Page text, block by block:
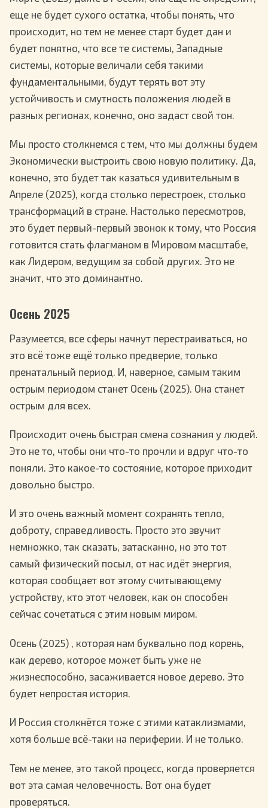
еще не будет сухого остатка, чтобы понять, что
происходит, но тем не менее старт будет дан и
будет понятно, что все те системы, Западные
системы, которые величали себя такими
фундаментальными, будут терять вот эту
устойчивость и смутность положения людей в
разных регионах, конечно, оно задаст свой тон.
Мы просто столкнемся с тем, что мы должны будем
Экономически выстроить свою новую политику. Да,
конечно, это будет так казаться удивительным в
Апреле (2025), когда столько перестроек, столько
трансформаций в стране. Настолько пересмотров,
это будет первый-первый звонок к тому, что Россия
готовится стать флагманом в Мировом масштабе,
как Лидером, ведущим за собой других. Это не
значит, что это доминантно.
Осень 2025
Разумеется, все сферы начнут перестраиваться, но
это всё тоже ещё только предверие, только
пренатальный период. И, наверное, самым таким
острым периодом станет Осень (2025). Она станет
острым для всех.
Происходит очень быстрая смена сознания у людей.
Это не то, чтобы они что-то прочли и вдруг что-то
поняли. Это какое-то состояние, которое приходит
довольно быстро.
И это очень важный момент сохранять тепло,
доброту, справедливость. Просто это звучит
немножко, так сказать, затасканно, но это тот
самый физический посыл, от нас идёт энергия,
которая сообщает вот этому считывающему
устройству, кто этот человек, как он способен
сейчас сочетаться с этим новым миром.
Осень (2025) , которая нам буквально под корень,
как дерево, которое может быть уже не
жизнеспособно, засаживается новое дерево. Это
будет непростая история.
И Россия столкнётся тоже с этими катаклизмами,
хотя больше всё-таки на периферии. И не только.
Тем не менее, это такой процесс, когда проверяется
вот эта самая человечность. Вот она будет
проверяться.